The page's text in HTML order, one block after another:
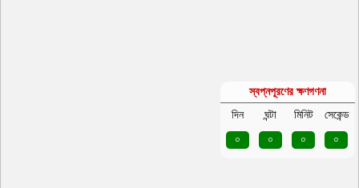
স্বপ্নপূরণের ক্ষণগণনা
দিন
ঘন্টা মিনিট
সেকেন্ড
০
০ ০ ০